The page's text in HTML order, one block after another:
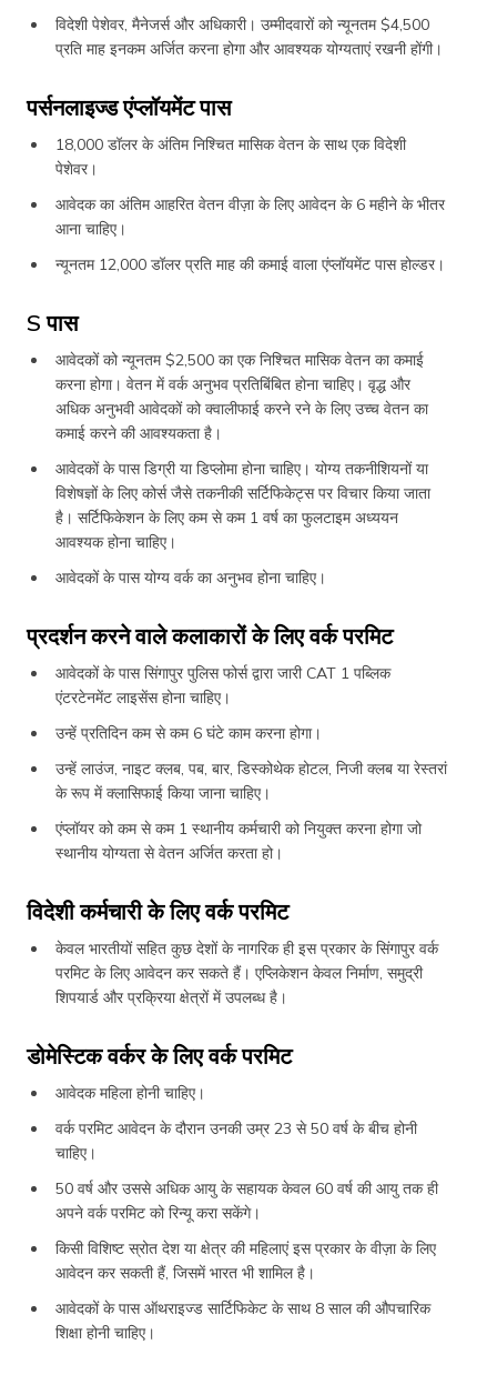
विदेशी पेशेवर, मैनेजर्स और अधिकारी। उम्मीदवारों को न्यूनतम $4,500
प्रति माह इनकम अर्जित करना होगा और आवश्यक योग्यताएं रखनी होंगी।
पर्सनलाइज्ड एंप्लॉयमेंट पास
18,000 डॉलर के अंतिम निश्चित मासिक वेतन के साथ एक विदेशी
पेशेवर।
आवेदक का अंतिम आहरित वेतन वीज़ा के लिए आवेदन के 6 महीने के भीतर
आना चाहिए।
न्यूनतम 12,000 डॉलर प्रति माह की कमाई वाला एंप्लॉयमेंट पास होल्डर।
S पास
आवेदकों को न्यूनतम $2,500 का एक निश्चित मासिक वेतन का कमाई
करना होगा। वेतन में वर्क अनुभव प्रतिबिंबित होना चाहिए। वृद्ध और
अधिक अनुभवी आवेदकों को क्वालीफाई करने रने के लिए उच्च वेतन का
कमाई करने की आवश्यकता है।
आवेदकों के पास डिग्री या डिप्लोमा होना चाहिए। योग्य तकनीशियनों या
विशेषज्ञों के लिए कोर्स जैसे तकनीकी सर्टिफिकेट्स पर विचार किया जाता
है। सर्टिफिकेशन के लिए कम से कम 1 वर्ष का फुलटाइम अध्ययन
आवश्यक होना चाहिए।
आवेदकों के पास योग्य वर्क का अनुभव होना चाहिए।
प्रदर्शन करने वाले कलाकारों के लिए वर्क परमिट
आवेदकों के पास सिंगापुर पुलिस फोर्स द्वारा जारी CAT 1 पब्लिक
एंटरटेनमेंट लाइसेंस होना चाहिए।
उन्हें प्रतिदिन कम से कम 6 घंटे काम करना होगा।
उन्हें लाउंज, नाइट क्लब, पब, बार, डिस्कोथेक होटल, निजी क्लब या रेस्तरां
के रूप में क्लासिफाई किया जाना चाहिए।
एंप्लॉयर को कम से कम 1 स्थानीय कर्मचारी को नियुक्त करना होगा जो
स्थानीय योग्यता से वेतन अर्जित करता हो।
विदेशी कर्मचारी के लिए वर्क परमिट
केवल भारतीयों सहित कुछ देशों के नागरिक ही इस प्रकार के सिंगापुर वर्क
परमिट के लिए आवेदन कर सकते हैं। एप्लिकेशन केवल निर्माण, समुद्री
शिपयार्ड और प्रक्रिया क्षेत्रों में उपलब्ध है।
डोमेस्टिक वर्कर के लिए वर्क परमिट
आवेदक महिला होनी चाहिए।
वर्क परमिट आवेदन के दौरान उनकी उम्र 23 से 50 वर्ष के बीच होनी
चाहिए।
50 वर्ष और उससे अधिक आयु के सहायक केवल 60 वर्ष की आयु तक ही
अपने वर्क परमिट को रिन्यू करा सकेंगे।
किसी विशिष्ट स्रोत देश या क्षेत्र की महिलाएं इस प्रकार के वीज़ा के लिए
आवेदन कर सकती हैं, जिसमें भारत भी शामिल है।
आवेदकों के पास ऑथराइज्ड सार्टिफिकेट के साथ 8 साल की औपचारिक
शिक्षा होनी चाहिए।